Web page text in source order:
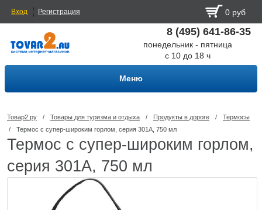
Вход Регистрация 0 руб
8 (495) 641-86-35
понедельник - пятница
с 10 до 18 ч
Меню
Товар2.ру / Товары для туризма и отдыха / Продукты в дороге /
Термосы
/
Термос с супер-широким горлом, серия 301А, 750 мл
Термос с супер-широким горлом,
серия 301А, 750 мл